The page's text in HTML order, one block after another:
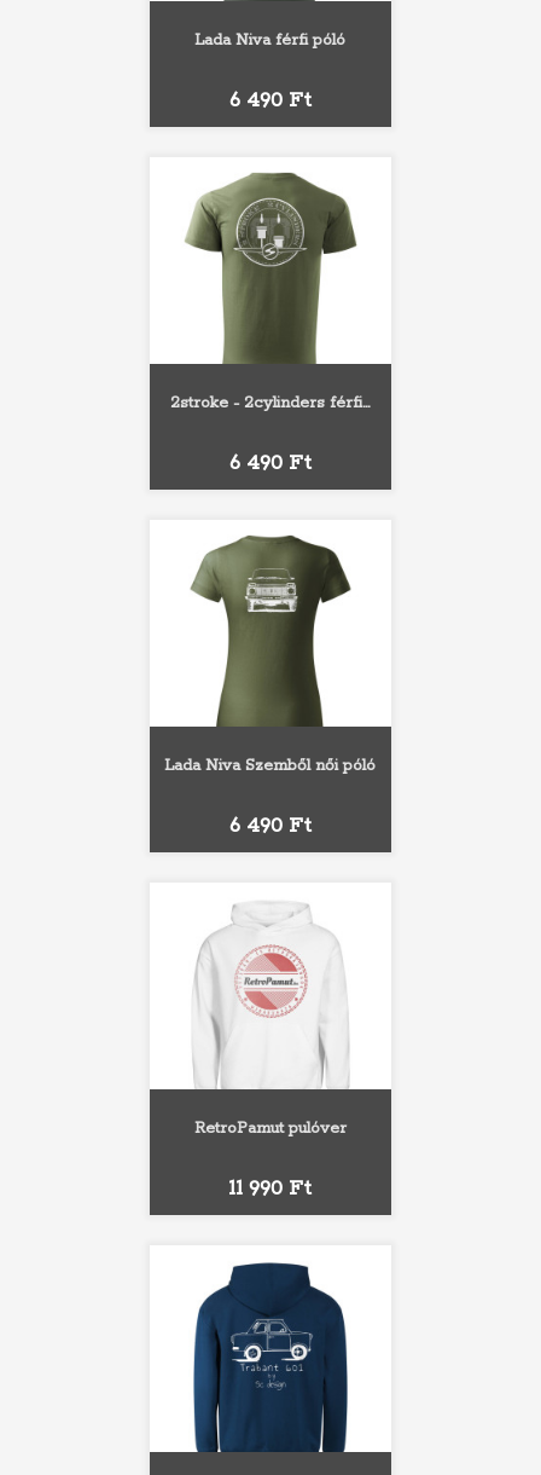
Lada Niva férfi póló
Ár
6 490 Ft
2stroke - 2cylinders férfi...
Ár
6 490 Ft
Lada Niva Szemből női póló
Ár
6 490 Ft
RetroPamut pulóver
Ár
11 990 Ft